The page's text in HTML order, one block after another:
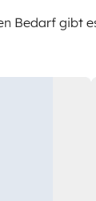
Bedarf gibt